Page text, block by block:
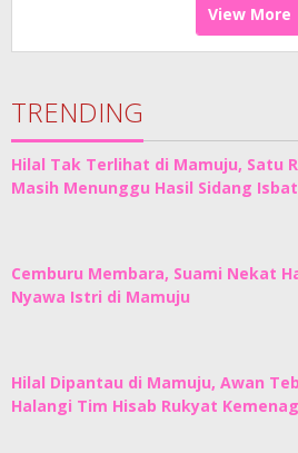
View More
TRENDING
Hilal Tak Terlihat di Mamuju, Satu
Masih Menunggu Hasil Sidang
Cemburu Membara, Suami Nekat
Nyawa Istri di Mamuju
Hilal Dipantau di Mamuju, Awan
Halangi Tim Hisab Rukyat